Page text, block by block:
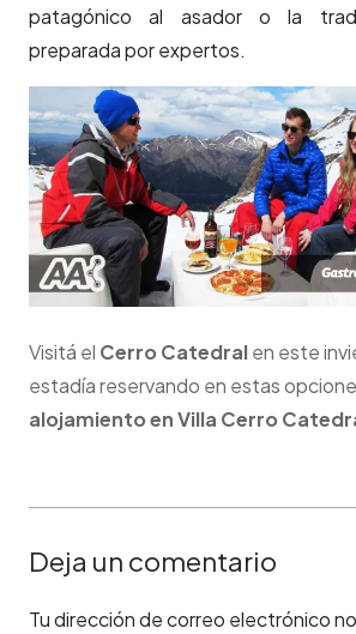
patagónico al asador o la
preparada por expertos.
Visitá el Cerro Catedralen este
estadía reservando en estas
alojamiento en Villa Cerro
Deja un comentario
Tu dirección de correo electrónico